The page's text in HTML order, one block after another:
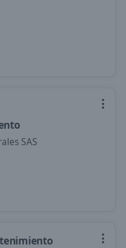
SAS